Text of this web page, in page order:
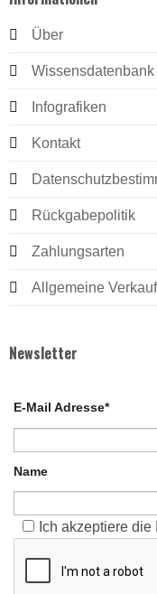
Über
Wissensdatenbank
Infografiken
Kontakt
Rückgabepolitik
Zahlungsarten
Allgemeine
Newsletter
E-Mail Adresse*
Name
Ich akzeptiere die